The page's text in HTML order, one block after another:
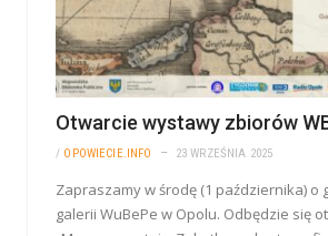
Otwarcie wystawy zbiorów
/ OPOWIECIE.INFO 23 WRZEŚNIA 2025
Zapraszamy w środę (1 października) o
galerii WuBePe w Opolu. Odbędzie się